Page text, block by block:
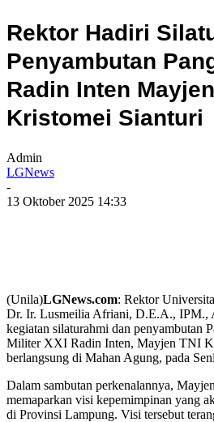
Rektor Hadiri
Penyambutan
Radin Inten
Kristomei Sianturi
Admin
LGNews
-
13 Oktober 2025 14:33
(Unila)LGNews.com: Rektor
Dr. Ir. Lusmeilia Afriani, D.E.A., IPM.,
kegiatan silaturahmi dan penyambutan
Militer XXI Radin Inten, Mayjen TNI
berlangsung di Mahan Agung, pada
Dalam sambutan perkenalannya,
memaparkan visi kepemimpinan yang
di Provinsi Lampung. Visi tersebut